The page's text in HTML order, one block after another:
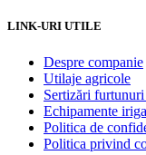
LINK-URI UTILE
Despre companie
Utilaje agricole
Sertizări
Echipamente
Politica de
Politica privind